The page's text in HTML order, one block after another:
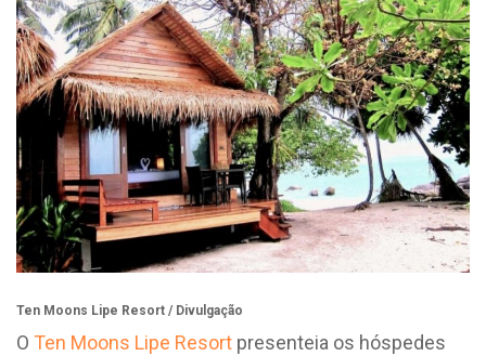
Ten Moons Lipe Resort / Divulgação
O Ten Moons Lipe Resort presenteia os hóspedes